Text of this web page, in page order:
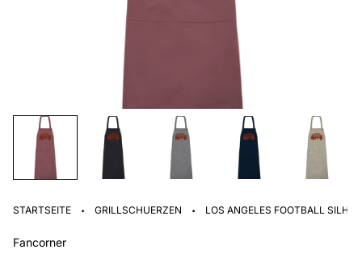
STARTSEITE · GRILLSCHUERZEN · LOS ANGELES FOOTBALL
Fancorner